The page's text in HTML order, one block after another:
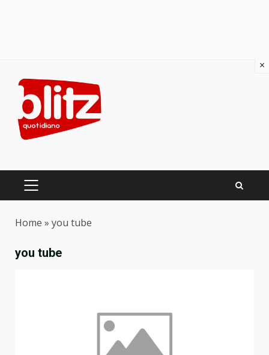
content
PRIMARY
Home » you tube
you tube
×